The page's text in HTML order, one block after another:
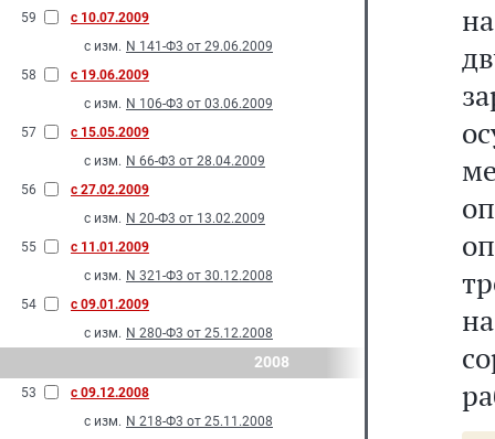
59
с 10.07.2009
с изм. N 141-Ф3 от 29.06.2009
58
с 19.06.2009
с изм. N 106-Ф3 от 03.06.2009
57
с 15.05.2009
с изм. N 66-Ф3 от 28.04.2009
56
с 27.02.2009
с изм. N 20-Ф3 от 13.02.2009
55
с 11.01.2009
с изм. N 321-Ф3 от 30.12.2008
54
с 09.01.2009
с изм. N 280-Ф3 от 25.12.2008
2008
53
с 09.12.2008
с изм. N 218-Ф3 от 25.11.2008